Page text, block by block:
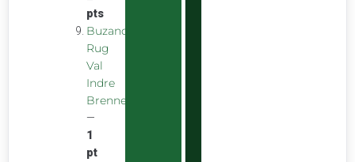
pts
Buzancais
Rug
Val
Indre
Brenne
—
1
pt